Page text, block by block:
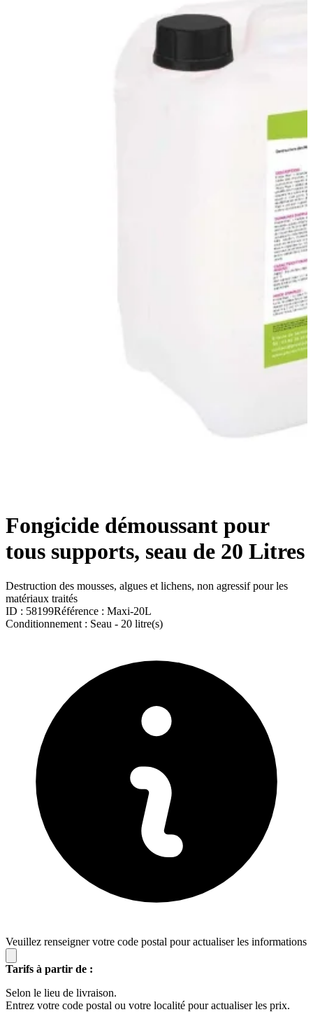
Fongicide démoussant pour
tous supports, seau de 20 Litres
Destruction des mousses, algues et lichens, non agressif pour les
matériaux traités
ID : 58199Référence : Maxi-20L
Conditionnement : Seau - 20 litre(s)
Veuillez renseigner votre code postal pour actualiser les informations
Tarifs à partir de :
Selon le lieu de livraison.
Entrez votre code postal ou votre localité pour actualiser les prix.